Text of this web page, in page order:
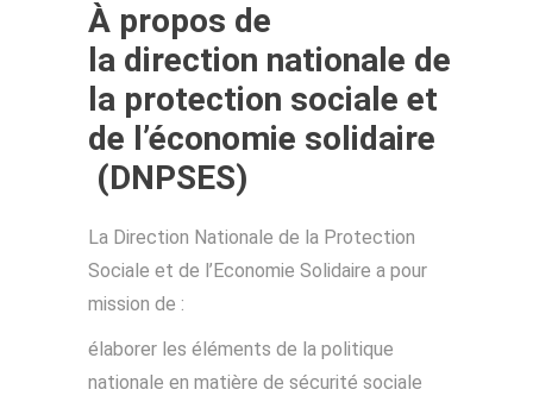
À propos de
la direction nationale de
la protection sociale et
de l’économie solidaire
(DNPSES)
La Direction Nationale de la Protection
Sociale et de l’Economie Solidaire a pour
mission de :
élaborer les éléments de la politique
nationale en matière de sécurité sociale